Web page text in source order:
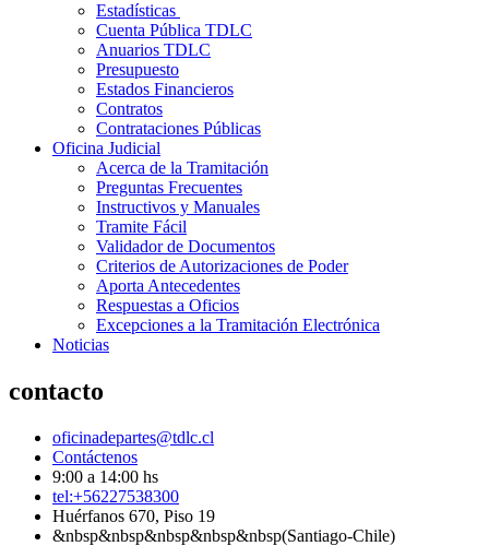
Estadísticas
Cuenta Pública TDLC
Anuarios TDLC
Presupuesto
Estados Financieros
Contratos
Contrataciones Públicas
Oficina Judicial
Acerca de la Tramitación
Preguntas Frecuentes
Instructivos y Manuales
Tramite Fácil
Validador de Documentos
Criterios de Autorizaciones de Poder
Aporta Antecedentes
Respuestas a Oficios
Excepciones a la Tramitación Electrónica
Noticias
contacto
oficinadepartes@tdlc.cl
Contáctenos
9:00 a 14:00 hs
tel:+56227538300
Huérfanos 670, Piso 19
&nbsp&nbsp&nbsp&nbsp&nbsp(Santiago-Chile)